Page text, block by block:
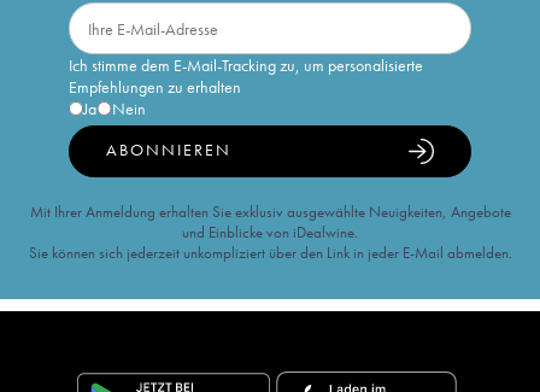
Ich stimme dem E-Mail-Tracking zu, um personalisierte
Empfehlungen zu erhalten
Ja
Nein
ABONNIEREN
Mit Ihrer Anmeldung erhalten Sie exklusiv ausgewählte Neuigkeiten, Angebote
und Einblicke von iDealwine.
Sie können sich jederzeit unkompliziert über den Link in jeder E-Mail abmelden.